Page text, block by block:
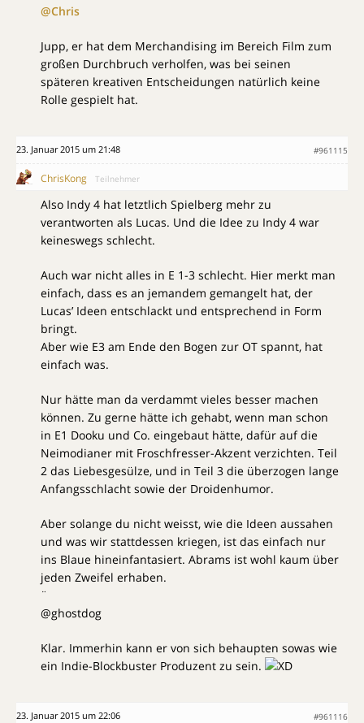
@Chris
Jupp, er hat dem Merchandising im Bereich Film zum
großen Durchbruch verholfen, was bei seinen
späteren kreativen Entscheidungen natürlich keine
Rolle gespielt hat.
23. Januar 2015 um 21:48 #961115
ChrisKong Teilnehmer
Also Indy 4 hat letztlich Spielberg mehr zu
verantworten als Lucas. Und die Idee zu Indy 4 war
keineswegs schlecht.
Auch war nicht alles in E 1-3 schlecht. Hier merkt man
einfach, dass es an jemandem gemangelt hat, der
Lucas’ Ideen entschlackt und entsprechend in Form
bringt.
Aber wie E3 am Ende den Bogen zur OT spannt, hat
einfach was.
Nur hätte man da verdammt vieles besser machen
können. Zu gerne hätte ich gehabt, wenn man schon
in E1 Dooku und Co. eingebaut hätte, dafür auf die
Neimodianer mit Froschfresser-Akzent verzichten. Teil
2 das Liebesgesülze, und in Teil 3 die überzogen lange
Anfangsschlacht sowie der Droidenhumor.
Aber solange du nicht weisst, wie die Ideen aussahen
und was wir stattdessen kriegen, ist das einfach nur
ins Blaue hineinfantasiert. Abrams ist wohl kaum über
jeden Zweifel erhaben.
¨
@ghostdog
Klar. Immerhin kann er von sich behaupten sowas wie
ein Indie-Blockbuster Produzent zu sein.
23. Januar 2015 um 22:06 #961116